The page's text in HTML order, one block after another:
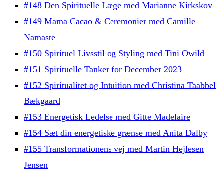
#148 Den Spirituelle Læge med Marianne Kirkskov
#149 Mama Cacao & Ceremonier med Camille
Namaste
#150 Spirituel Livsstil og Styling med Tini Owild
#151 Spirituelle Tanker for December 2023
#152 Spiritualitet og Intuition med Christina Taabbel
Bækgaard
#153 Energetisk Ledelse med Gitte Madelaire
#154 Sæt din energetiske grænse med Anita Dalby
#155 Transformationens vej med Martin Hejlesen
Jensen